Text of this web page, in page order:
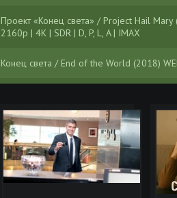
Проект «Конец света» / Project Hail Mary
2160p | 4K | SDR | D, P, L, A | IMAX
Конец света / End of the World (2018)
Конец света / End of Days (1999) UHD
Проект «Конец света» / Project Hail Mary
Scarabey | D, P | MovieDalen, Jaskier,